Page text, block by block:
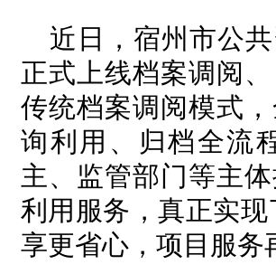
近日，宿州市公
正式上线档案调阅
传统档案调阅模式
询利用、归档全流
主、监管部门等主
利用服务，真正实
享更省心，项目服务